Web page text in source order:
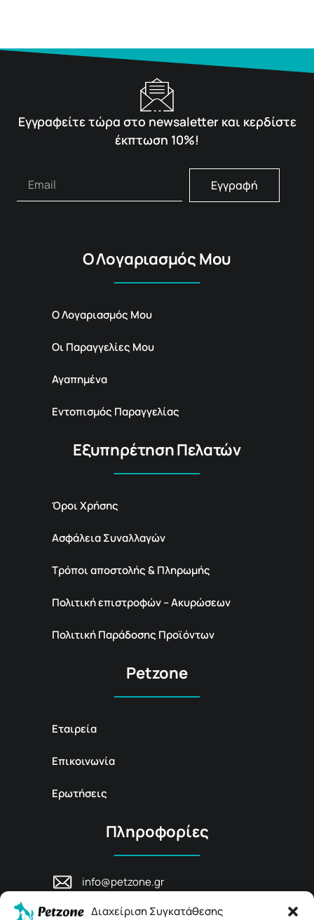
Διαχείριση Συγκατάθεσης
Εγγραφείτε τώρα στο newsaletter και κερδίστε
έκπτωση 10%!
Εγγραφή
Ο Λογαριασμός Μου
Ο Λογαριασμός Μου
Οι Παραγγελίες Μου
Αγαπημένα
Εντοπισμός Παραγγελίας
Εξυπηρέτηση Πελατών
Όροι Χρήσης
Ασφάλεια Συναλλαγών
Τρόποι αποστολής & Πληρωμής
Πολιτική επιστροφών – Ακυρώσεων
Πολιτική Παράδοσης Προϊόντων
Petzone
Εταιρεία
Επικοινωνία
Ερωτήσεις
Πληροφορίες
info@petzone.gr
Ρέθυμνο, Κρήτη